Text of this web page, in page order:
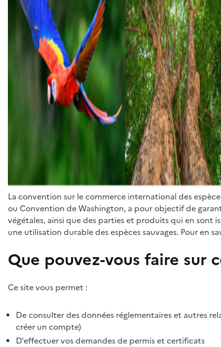
La convention sur le commerce international des
ou Convention de Washington, a pour objectif de
végétales, ainsi que des parties et produits qui en sont
une utilisation durable des espèces sauvages. Pour en
Que pouvez-vous faire sur
Ce site vous permet :
De consulter des données réglementaires et autres
créer un compte)
D'effectuer vos demandes de permis et certificats